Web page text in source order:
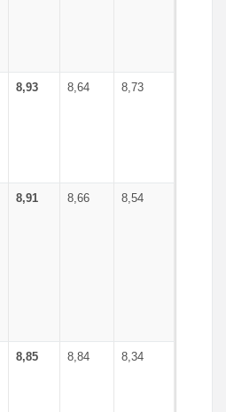
8,93 8,64 8,73
8,91 8,66 8,54
8,85 8,84 8,34